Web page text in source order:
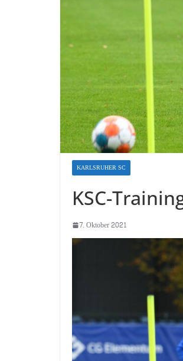
KARLSRUHER SC
KSC-
7. Oktober 2021